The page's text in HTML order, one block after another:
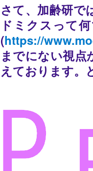
さて、加齢研で
ドミクスって
(https://
までにない視点
えております。